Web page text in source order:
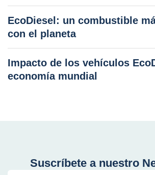
EcoDiesel: un combustible
con el planeta
Impacto de los vehículos
economía mundial
Suscríbete a nuestro